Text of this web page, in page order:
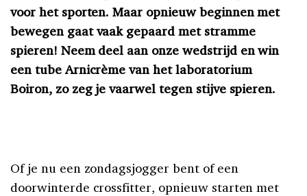
voor het sporten. Maar opnieuw beginnen met
bewegen gaat vaak gepaard met stramme
spieren! Neem deel aan onze wedstrijd en win
een tubeArnicrème van het laboratorium
Boiron, zo zeg je vaarwel tegen stijve spieren.
Of je nu een zondagsjogger bent of een
doorwinterde crossfitter, opnieuw starten met